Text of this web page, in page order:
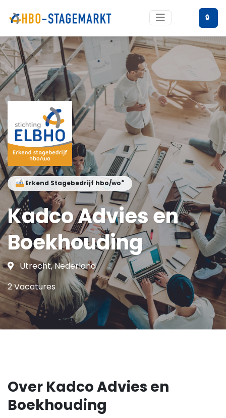
🔒
Erkend Stagebedrijf hbo/wo®
Kadco Advies en
Boekhouding
Utrecht, Nederland
2 Vacatures
Over Kadco Advies en
Boekhouding